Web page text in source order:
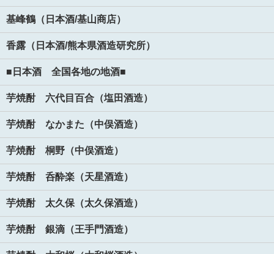
基峰鶴（日本酒/基山商店）
香露（日本酒/熊本県酒造研究所）
■日本酒 全国各地の地酒■
芋焼酎 六代目百合（塩田酒造）
芋焼酎 なかまた（中俣酒造）
芋焼酎 桐野（中俣酒造）
芋焼酎 呑酔楽（天星酒造）
芋焼酎 太久保（太久保酒造）
芋焼酎 銀滴（王手門酒造）